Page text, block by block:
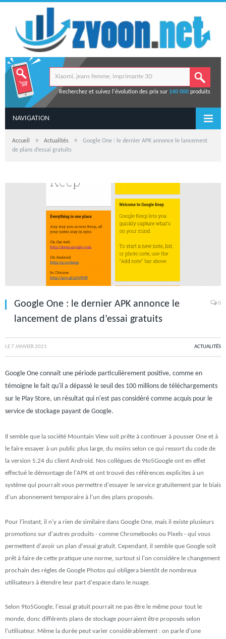
Recherchez et suivez l'évolution des prix sur 140 000produits
NAVIGATION
Accueil » Actualités »
Google One : le dernier APK annonce le lancement
de plans d’essai gratuits
Google One : le dernier APK annonce le
lancement de plans d’essai gratuits
0
LE 7 JANVIER 2021 ACTUALITÉS
Google One connaît une période particulièrement positive, comme en
témoigne le fait qu'il a dépassé le seuil des 100 millions de téléchargements
sur le Play Store, un résultat qui n'est pas considéré comme acquis pour le
service de stockage payant de Google.
Il semble que la société Mountain View soit prête à continuer à pousser One et à
le faire essayer à un public plus large, du moins selon ce qui ressort du code de
la version 5.24 du client Android. Nos collègues de 9to5Google ont en effet
effectué le démontage de l'APK et ont trouvé des références explicites à un
système qui pourrait vous permettre d'essayer le service gratuitement par le biais
d'un abonnement temporaire à l'un des plans proposés.
Pour l'instant, il n'y a rien de similaire dans Google One, mais il existe plusieurs
promotions sur d'autres produits - comme Chromebooks ou Pixels - qui vous
permettent d'avoir un plan d'essai gratuit. Cependant, il semble que Google soit
prêt à faire de cette pratique une norme, surtout si l'on considère le changement
prochain des règles de Google Photos qui obligera bientôt de nombreux
utilisateurs à étendre leur part d'espace dans le nuage.
Selon 9to5Google, l'essai gratuit pourrait ne pas être le même pour tout le
monde, donc différents plans de stockage pourraient être proposés selon
l'utilisateur. Même la durée peut varier considérablement : on parle d'une